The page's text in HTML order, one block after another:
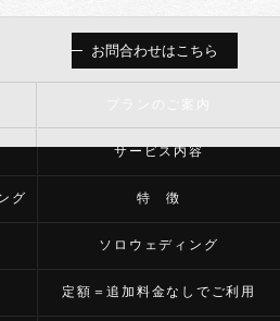
お問合わせはこちら
サービス内容
グ 特 徴
ソロウェディング
定額＝追加料金なしでご利用